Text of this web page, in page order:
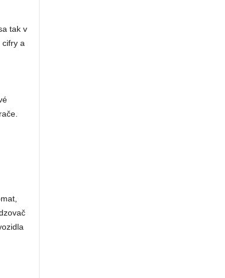
tak v
a